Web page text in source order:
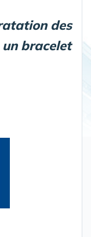
des
bracelet